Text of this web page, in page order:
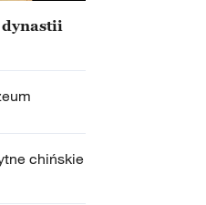
dynastii
chińskie